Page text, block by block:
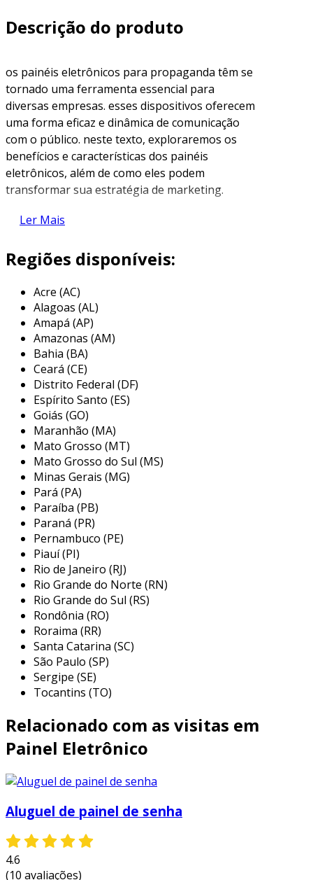
Descrição do produto
os painéis eletrônicos para propaganda têm se
tornado uma ferramenta essencial para
diversas empresas. esses dispositivos oferecem
uma forma eficaz e dinâmica de comunicação
com o público. neste texto, exploraremos os
benefícios e características dos painéis
eletrônicos, além de como eles podem
transformar sua estratégia de marketing.
o que É um painel eletrônico para
um painel eletrônico para propaganda é um
informações visuais. ele pode ser encontrado
em formatos variados, como telas led, lcd e até
mesmo projetores. graças à sua versatilidade,
esses painéis são utilizados em diversos
ambientes, incluindo shoppings, ruas e
eventos.
vantagens dos painéis eletrônicos
esses dispositivos oferecem uma série de
benefícios que podem aumentar a eficácia da
comunicação da sua marca. entre as principais
vantagens, destacam-se:
visibilidade aumentada
natureza iluminada e em movimento, os
painéis atraem a atenção de potenciais
clientes.
flexibilidade de conteúdo
atualizar o conteúdo em tempo real,
garantindo que informações relevantes
estejam sempre disponíveis.
interatividade
a interação do público, o que pode
aumentar o engajamento e a lembrança
alcance geográfico: podem ser
instalados em locais estratégicos,
diariamente.
aplicações práticas
os painéis eletrônicos são utilizados em
diversos setores da economia. aqui estão
alguns exemplos de aplicações práticas:
Ler Mais
Regiões disponíveis:
Acre (AC)
Alagoas (AL)
Amapá (AP)
Amazonas (AM)
Bahia (BA)
Ceará (CE)
Distrito Federal (DF)
Espírito Santo (ES)
Goiás (GO)
Maranhão (MA)
Mato Grosso (MT)
Mato Grosso do Sul (MS)
Minas Gerais (MG)
Pará (PA)
Paraíba (PB)
Paraná (PR)
Pernambuco (PE)
Piauí (PI)
Rio de Janeiro (RJ)
Rio Grande do Norte (RN)
Rio Grande do Sul (RS)
Rondônia (RO)
Roraima (RR)
Santa Catarina (SC)
São Paulo (SP)
Sergipe (SE)
Tocantins (TO)
Relacionado com as visitas em
Painel Eletrônico
Aluguel de painel de senha
4.6
(10 avaliações)